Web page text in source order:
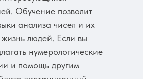
Обучение позволит
анализа чисел и их
людей. Если вы
нумерологические
и помощь другим